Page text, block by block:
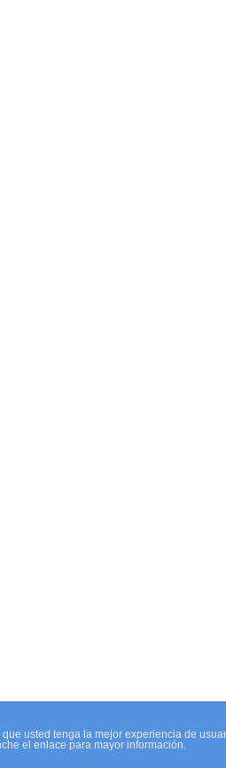
usted tenga la mejor experiencia de
el enlace para mayor información.